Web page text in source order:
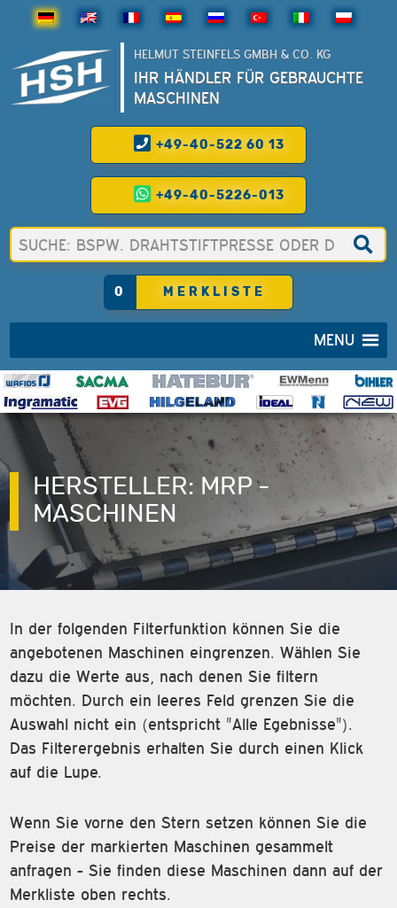
HELMUT STEINFELS GMBH & CO. KG
IHR HÄNDLER FÜR GEBRAUCHTE
MASCHINEN
+49-40-522 60 13
+49-40-5226-013
0 MERKLISTE
MENU
HERSTELLER: MRP -
MASCHINEN
In der folgenden Filterfunktion können Sie die
angebotenen Maschinen eingrenzen. Wählen Sie
dazu die Werte aus, nach denen Sie filtern
möchten. Durch ein leeres Feld grenzen Sie die
Auswahl nicht ein (entspricht "Alle Egebnisse").
Das Filterergebnis erhalten Sie durch einen Klick
auf die Lupe.
Wenn Sie vorne den Stern setzen können Sie die
Preise der markierten Maschinen gesammelt
anfragen - Sie finden diese Maschinen dann auf der
Merkliste oben rechts.